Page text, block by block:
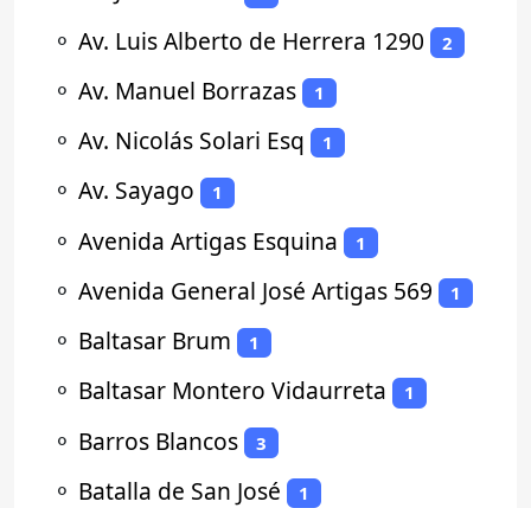
⚬ Av. Luis Alberto de Herrera 1290 2
⚬ Av. Manuel Borrazas 1
⚬ Av. Nicolás Solari Esq 1
⚬ Av. Sayago 1
⚬ Avenida Artigas Esquina 1
⚬ Avenida General José Artigas 569 1
⚬ Baltasar Brum 1
⚬ Baltasar Montero Vidaurreta 1
⚬ Barros Blancos 3
⚬ Batalla de San José 1